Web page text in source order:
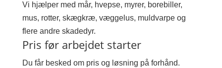
Vi hjælper med mår, hvepse, myrer, borebiller,
mus, rotter, skægkræ, væggelus, muldvarpe og
flere andre skadedyr.
Pris før arbejdet starter
Du får besked om pris og løsning på forhånd.